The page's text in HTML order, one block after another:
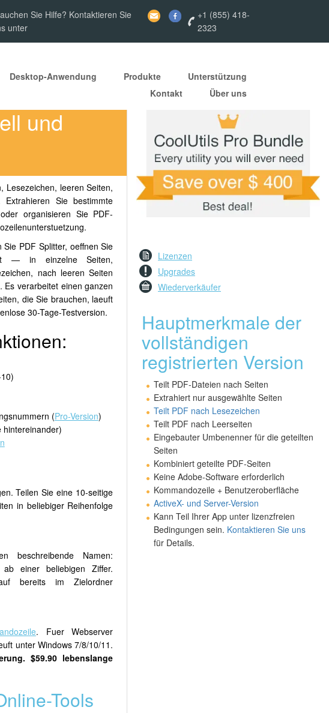
Sie Hilfe? Kontaktieren Sie
unter
+1 (855) 418-
2323
Desktop-Anwendung Produkte
Unterstützung
Kontakt
Über uns
und
Lesezeichen, leeren Seiten,
Extrahieren Sie bestimmte
organisieren Sie PDF-
PDF Splitter, oeffnen Sie
— in einzelne Seiten,
nach leeren Seiten
verarbeitet einen ganzen
die Sie brauchen, laeuft
30-Tage-Testversion.
(Pro-Version)
hintereinander)
Teilen Sie eine 10-seitige
in beliebiger Reihenfolge
beschreibende Namen:
ab einer beliebigen Ziffer.
bereits im Zielordner
. Fuer Webserver
unter Windows 7/8/10/11.
$59.90 lebenslange
Tools
Lizenzen
Upgrades
Wiederverkäufer
Hauptmerkmale der
vollständigen
registrierten Version
Teilt PDF-Dateien nach Seiten
Extrahiert nur ausgewählte Seiten
Teilt PDF nach Lesezeichen
Teilt PDF nach Leerseiten
Eingebauter Umbenenner für die geteilten
Seiten
Kombiniert geteilte PDF-Seiten
Keine Adobe-Software erforderlich
Kommandozeile + Benutzeroberfläche
ActiveX- und Server-Version
Kann Teil Ihrer App unter lizenzfreien
Bedingungen sein. Kontaktieren Sie uns
für Details.